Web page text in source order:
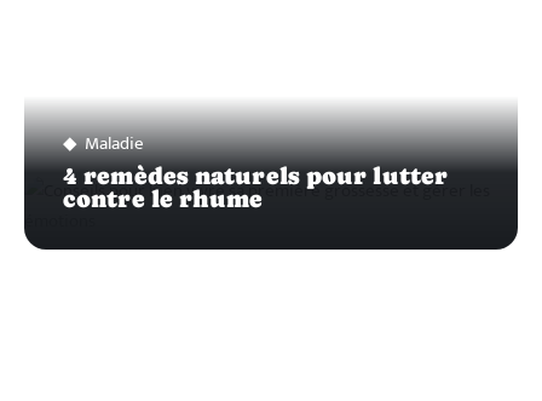
Maladie
4 remèdes naturels pour lutter
contre le rhume